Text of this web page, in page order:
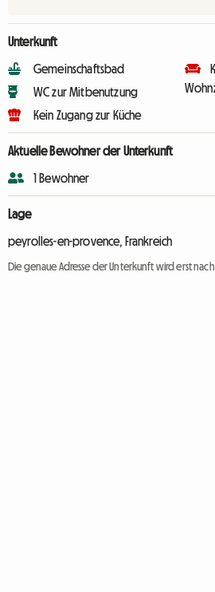
Unterkunft
Gemeinschaftsbad
WC zur Mitbenutzung
Kein Zugang zur Küche
Aktuelle Bewohner der Unterkunft
1 Bewohner
Lage
peyrolles-en-provence, Frankreich
Die genaue Adresse der Unterkunft wird erst